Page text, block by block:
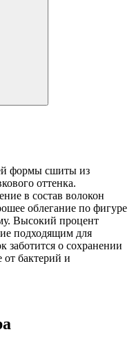
формы сшиты из
оттенка.
в состав волокон
облегание по фигуре
Высокий процент
подходящим для
заботится о сохранении
от бактерий и